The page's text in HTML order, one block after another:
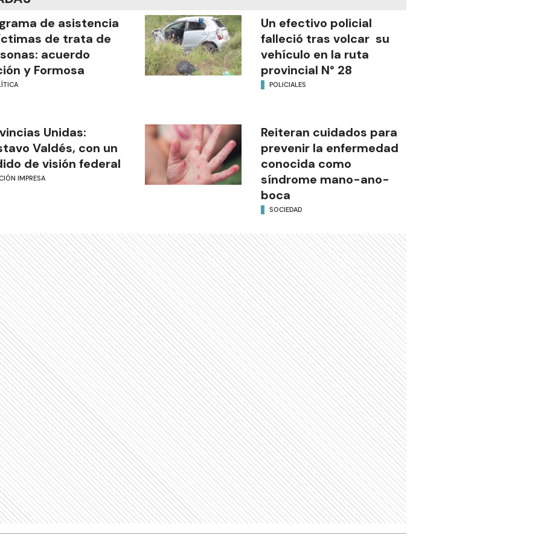
de asistencia
de trata de
acuerdo
y Formosa
Un efectivo policial
falleció tras volcar su
vehículo en la ruta
provincial N° 28
POLICIALES
Unidas:
Valdés, con un
de visión federal
IMPRESA
Reiteran cuidados para
prevenir la enfermedad
conocida como
síndrome mano-ano-
boca
SOCIEDAD